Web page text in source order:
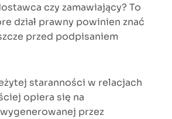
czy zamawiający? To
dział prawny powinien znać
przed podpisaniem
staranności w relacjach
opiera się na
przez